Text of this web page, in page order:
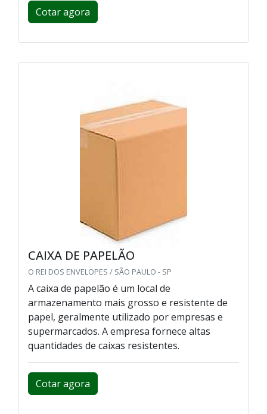
Cotar agora
CAIXA DE PAPELÃO
O REI DOS ENVELOPES / SÃO PAULO - SP
A caixa de papelão é um local de
armazenamento mais grosso e resistente de
papel, geralmente utilizado por empresas e
supermarcados. A empresa fornece altas
quantidades de caixas resistentes.
Cotar agora